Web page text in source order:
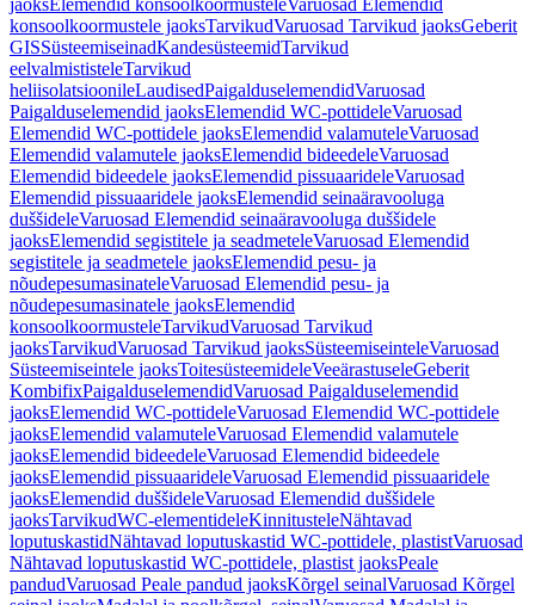
jaoksElemendid konsoolkoormusteleVaruosad Elemendid
konsoolkoormustele jaoksTarvikudVaruosad Tarvikud jaoksGeberit
GISSüsteemiseinadKandesüsteemidTarvikud
eelvalmististeleTarvikud
heliisolatsioonileLaudisedPaigalduselemendidVaruosad
Paigalduselemendid jaoksElemendid WC-pottideleVaruosad
Elemendid WC-pottidele jaoksElemendid valamuteleVaruosad
Elemendid valamutele jaoksElemendid bideedeleVaruosad
Elemendid bideedele jaoksElemendid pissuaarideleVaruosad
Elemendid pissuaaridele jaoksElemendid seinaäravooluga
duššideleVaruosad Elemendid seinaäravooluga duššidele
jaoksElemendid segistitele ja seadmeteleVaruosad Elemendid
segistitele ja seadmetele jaoksElemendid pesu- ja
nõudepesumasinateleVaruosad Elemendid pesu- ja
nõudepesumasinatele jaoksElemendid
konsoolkoormusteleTarvikudVaruosad Tarvikud
jaoksTarvikudVaruosad Tarvikud jaoksSüsteemiseinteleVaruosad
Süsteemiseintele jaoksToitesüsteemideleVeeärastuseleGeberit
KombifixPaigalduselemendidVaruosad Paigalduselemendid
jaoksElemendid WC-pottideleVaruosad Elemendid WC-pottidele
jaoksElemendid valamuteleVaruosad Elemendid valamutele
jaoksElemendid bideedeleVaruosad Elemendid bideedele
jaoksElemendid pissuaarideleVaruosad Elemendid pissuaaridele
jaoksElemendid duššideleVaruosad Elemendid duššidele
jaoksTarvikudWC-elementideleKinnitusteleNähtavad
loputuskastidNähtavad loputuskastid WC-pottidele, plastistVaruosad
Nähtavad loputuskastid WC-pottidele, plastist jaoksPeale
pandudVaruosad Peale pandud jaoksKõrgel seinalVaruosad Kõrgel